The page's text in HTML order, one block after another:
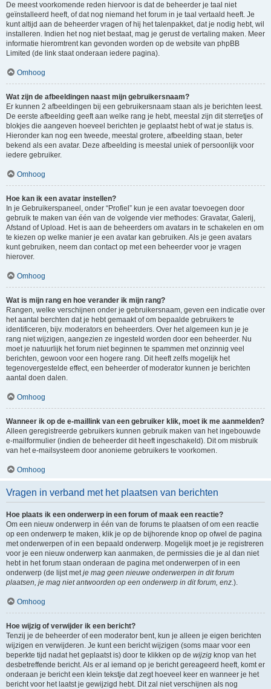
De meest voorkomende reden hiervoor is dat de beheerder je taal niet
geïnstalleerd heeft, of dat nog niemand het forum in je taal vertaald heeft. Je
kunt altijd aan de beheerder vragen of hij het talenpakket, dat je nodig hebt, wil
installeren. Indien het nog niet bestaat, mag je gerust de vertaling maken. Meer
informatie hieromtrent kan gevonden worden op de website van phpBB
Limited (de link staat onderaan iedere pagina).
Omhoog
Wat zijn de afbeeldingen naast mijn gebruikersnaam?
Er kunnen 2 afbeeldingen bij een gebruikersnaam staan als je berichten leest.
De eerste afbeelding geeft aan welke rang je hebt, meestal zijn dit sterretjes of
blokjes die aangeven hoeveel berichten je geplaatst hebt of wat je status is.
Hieronder kan nog een tweede, meestal grotere, afbeelding staan, beter
bekend als een avatar. Deze afbeelding is meestal uniek of persoonlijk voor
iedere gebruiker.
Omhoog
Hoe kan ik een avatar instellen?
In je Gebruikerspaneel, onder “Profiel” kun je een avatar toevoegen door
gebruik te maken van één van de volgende vier methodes: Gravatar, Galerij,
Afstand of Upload. Het is aan de beheerders om avatars in te schakelen en om
te kiezen op welke manier je een avatar kan gebruiken. Als je geen avatars
kunt gebruiken, neem dan contact op met een beheerder voor je vragen
hierover.
Omhoog
Wat is mijn rang en hoe verander ik mijn rang?
Rangen, welke verschijnen onder je gebruikersnaam, geven een indicatie over
het aantal berchten dat je hebt gemaakt of om bepaalde gebruikers te
identificeren, bijv. moderators en beheerders. Over het algemeen kun je je
rang niet wijzigen, aangezien ze ingesteld worden door een beheerder. Nu
moet je natuurlijk het forum niet beginnen te spammen met onzinnig veel
berichten, gewoon voor een hogere rang. Dit heeft zelfs mogelijk het
tegenovergestelde effect, een beheerder of moderator kunnen je berichten
aantal doen dalen.
Omhoog
Wanneer ik op de e-maillink van een gebruiker klik, moet ik me aanmelden?
Alleen geregistreerde gebruikers kunnen gebruik maken van het ingebouwde
e-mailformulier (indien de beheerder dit heeft ingeschakeld). Dit om misbruik
van het e-mailsysteem door anonieme gebruikers te voorkomen.
Omhoog
Vragen in verband met het plaatsen van berichten
Hoe plaats ik een onderwerp in een forum of maak een reactie?
Om een nieuw onderwerp in één van de forums te plaatsen of om een reactie
op een onderwerp te maken, klik je op de bijhorende knop op ofwel de pagina
met onderwerpen of in een bepaald onderwerp. Mogelijk moet je je registreren
voor je een nieuw onderwerp kan aanmaken, de permissies die je al dan niet
hebt in het forum staan onderaan de pagina met onderwerpen of in een
onderwerp (de lijst metje mag geen nieuwe onderwerpen in dit forum
plaatsen, je mag niet antwoorden op een onderwerp in dit forum, enz.).
Omhoog
Hoe wijzig of verwijder ik een bericht?
Tenzij je de beheerder of een moderator bent, kun je alleen je eigen berichten
wijzigen en verwijderen. Je kunt een bericht wijzigen (soms maar voor een
beperkte tijd nadat het geplaatst is) door te klikken op de wijzig knop van het
desbetreffende bericht. Als er al iemand op je bericht gereageerd heeft, komt er
onderaan je bericht een klein tekstje dat zegt hoeveel keer en wanneer je het
bericht voor het laatst je gewijzigd hebt. Dit zal niet verschijnen als nog